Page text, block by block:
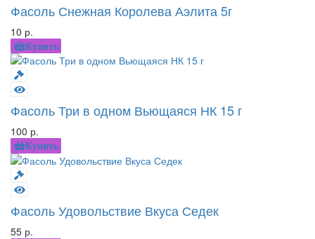
Фасоль Снежная Королева Аэлита 5г
10 р.
Купить
Фасоль Три в одном Вьющаяся НК 15 г
100 р.
Купить
Фасоль Удовольствие Вкуса Седек
55 р.